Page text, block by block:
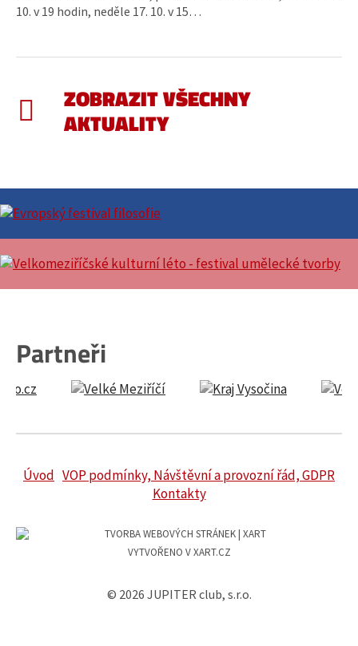
10. v 19 hodin, neděle 17. 10. v 15…
ZOBRAZIT VŠECHNY
AKTUALITY
Partneři
Úvod VOP podmínky, Návštěvní a provozní řád, GDPR
Kontakty
VYTVOŘENO V XART.CZ
© 2026 JUPITER club, s.r.o.